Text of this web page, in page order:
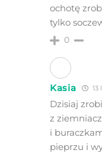
ochotę
tylko
0
Kasia 13
Dzisiaj
z
i
pieprzu i